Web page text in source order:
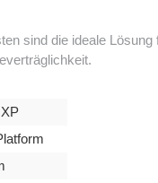
sind die ideale